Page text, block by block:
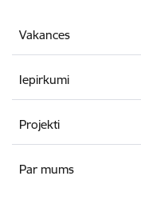
Vakances
Iepirkumi
Projekti
Par mums